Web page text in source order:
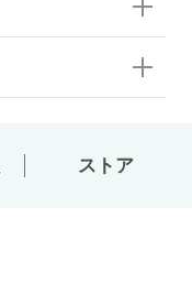
ストア